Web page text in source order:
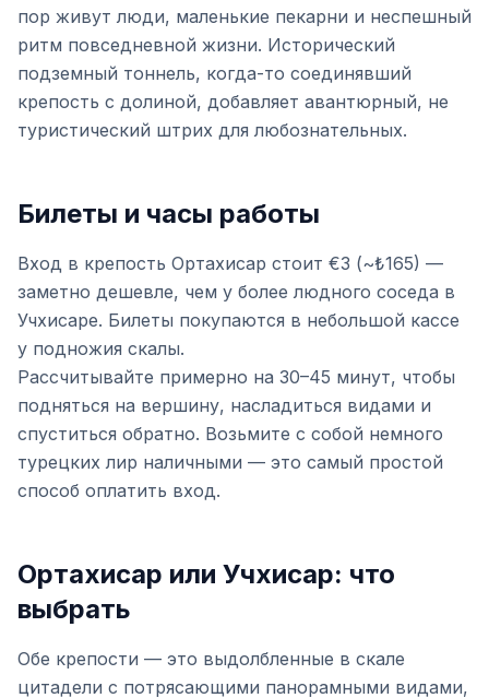
пор живут люди, маленькие пекарни и неспешный
ритм повседневной жизни. Исторический
подземный тоннель, когда-то соединявший
крепость с долиной, добавляет авантюрный, не
туристический штрих для любознательных.
Билеты и часы работы
Вход в крепость Ортахисар стоит €3 (~₺165) —
заметно дешевле, чем у более людного соседа в
Учхисаре. Билеты покупаются в небольшой кассе
у подножия скалы.
Рассчитывайте примерно на 30–45 минут, чтобы
подняться на вершину, насладиться видами и
спуститься обратно. Возьмите с собой немного
турецких лир наличными — это самый простой
способ оплатить вход.
Ортахисар или Учхисар: что
выбрать
Обе крепости — это выдолбленные в скале
цитадели с потрясающими панорамными видами,